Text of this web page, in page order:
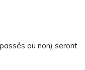
ou non) seront